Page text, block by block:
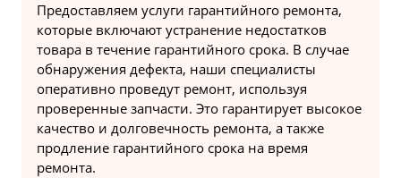
Предоставляем услуги гарантийного ремонта,
которые включают устранение недостатков
товара в течение гарантийного срока. В случае
обнаружения дефекта, наши специалисты
оперативно проведут ремонт, используя
проверенные запчасти. Это гарантирует высокое
качество и долговечность ремонта, а также
продление гарантийного срока на время
ремонта.